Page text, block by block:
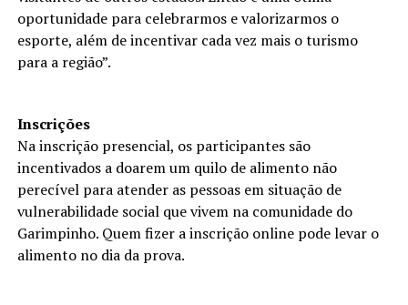
oportunidade para celebrarmos e valorizarmos o
esporte, além de incentivar cada vez mais o turismo
para a região”.
Inscrições
Na inscrição presencial, os participantes são
incentivados a doarem um quilo de alimento não
perecível para atender as pessoas em situação de
vulnerabilidade social que vivem na comunidade do
Garimpinho. Quem fizer a inscrição online pode levar o
alimento no dia da prova.